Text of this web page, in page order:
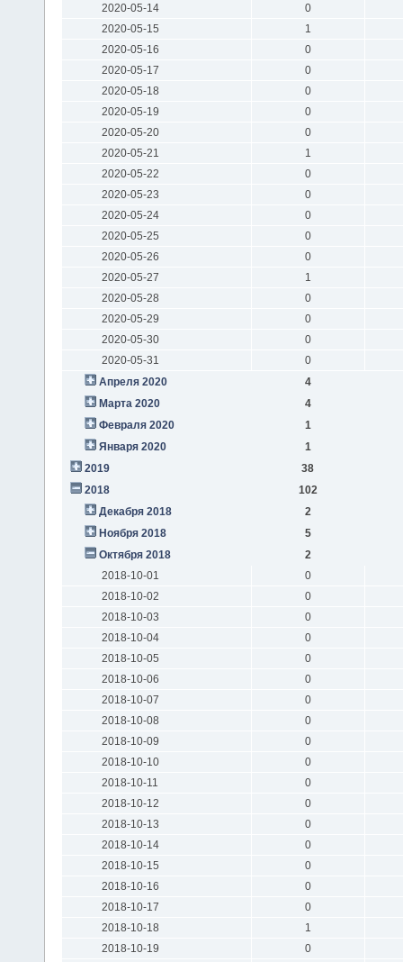
2020-05-14
0
2020-05-15
1
2020-05-16
0
2020-05-17
0
2020-05-18
0
2020-05-19
0
2020-05-20
0
2020-05-21
1
2020-05-22
0
2020-05-23
0
2020-05-24
0
2020-05-25
0
2020-05-26
0
2020-05-27
1
2020-05-28
0
2020-05-29
0
2020-05-30
0
2020-05-31
0
Апреля 2020
4
Марта 2020
4
Февраля 2020
1
Января 2020
1
2019
38
2018
102
Декабря 2018
2
Ноября 2018
5
Октября 2018
2
2018-10-01
0
2018-10-02
0
2018-10-03
0
2018-10-04
0
2018-10-05
0
2018-10-06
0
2018-10-07
0
2018-10-08
0
2018-10-09
0
2018-10-10
0
2018-10-11
0
2018-10-12
0
2018-10-13
0
2018-10-14
0
2018-10-15
0
2018-10-16
0
2018-10-17
0
2018-10-18
1
2018-10-19
0